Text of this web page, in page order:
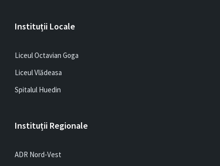
Instituții Locale
Liceul Octavian Goga
Liceul Vlădeasa
Spitalul Huedin
Instituții Regionale
ADR Nord-Vest